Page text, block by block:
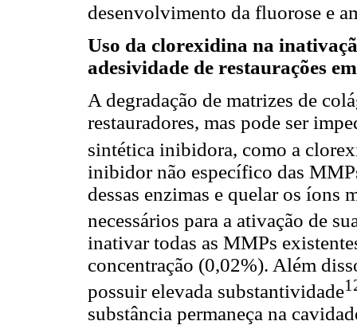
desenvolvimento da fluorose e
Uso da clorexidina na
adesividade de restaurações
A degradação de matrizes de
restauradores, mas pode ser
sintética inibidora, como a
inibidor não específico das
dessas enzimas e quelar os íons
necessários para a ativação de
inativar todas as MMPs
concentração (0,02%). Além
possuir elevada substantividade
substância permaneça na